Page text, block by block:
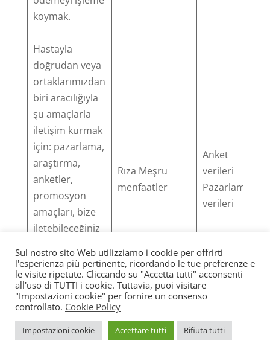
koymak.
Hastayla
doğrudan veya
ortaklarımızdan
biri aracılığıyla
şu amaçlarla
iletişim kurmak
için: pazarlama,
araştırma,
anketler,
promosyon
amaçları, bize
iletebileceğiniz
yetkiye uygun
olarak e-posta,
kısa mesaj veya
telefon yoluyla.
Rıza Meşru
menfaatler
Anket
verileri
Pazarlama
verileri
Aiser
Sul nostro sito Web utilizziamo i cookie per offrirti
l'esperienza più pertinente, ricordando le tue preferenze e
le visite ripetute. Cliccando su "Accetta tutti" acconsenti
all'uso di TUTTI i cookie. Tuttavia, puoi visitare
"Impostazioni cookie" per fornire un consenso
controllato. Cookie Policy
Impostazioni cookie Accettare tutti Rifiuta tutti